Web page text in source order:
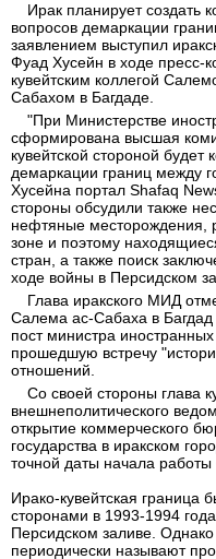
Ирак планирует создать
вопросов демаркации
заявлением выступил
Фуад Хусейн в ходе пресс-
кувейтским коллегой
Сабахом в Багдаде.
"При Министерстве
сформирована высшая
кувейтской стороной будет
демаркации границ между
Хусейна портал Shafaq
стороны обсудили также
нефтяные месторождения,
зоне и поэтому
стран, а также поиск
ходе войны в Персидском
Глава иракского МИД
Салема ас-Сабаха в Багдад
пост министра
прошедшую встречу
отношений.
Со своей стороны глава
внешнеполитического
открытие коммерческого
государства в иракском
точной даты начала
Ирако-кувейтская граница
сторонами в 1993-1994
Персидском заливе.
периодически называют